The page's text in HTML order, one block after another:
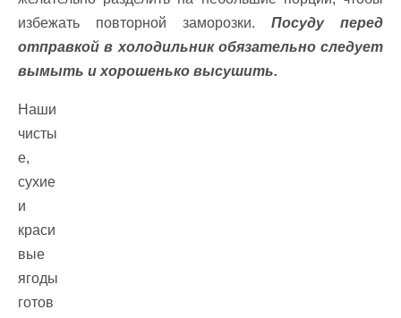
избежать повторной заморозки. Посуду перед
отправкой в холодильник обязательно следует
вымыть и хорошенько высушить.
Наши
чисты
е,
сухие
и
краси
вые
ягоды
готов